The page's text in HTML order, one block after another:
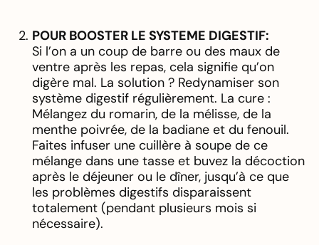
POUR BOOSTER LE SYSTEME DIGESTIF:
Si l’on a un coup de barre ou des maux de
ventre après les repas, cela signifie qu’on
digère mal. La solution ? Redynamiser son
système digestif régulièrement. La cure :
Mélangez du romarin, de la mélisse, de la
menthe poivrée, de la badiane et du fenouil.
Faites infuser une cuillère à soupe de ce
mélange dans une tasse et buvez la décoction
après le déjeuner ou le dîner, jusqu’à ce que
les problèmes digestifs disparaissent
totalement (pendant plusieurs mois si
nécessaire).